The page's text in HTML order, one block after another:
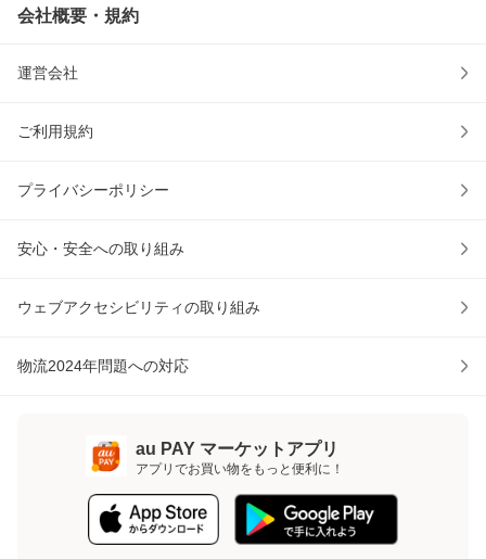
会社概要・規約
運営会社
ご利用規約
プライバシーポリシー
安心・安全への取り組み
ウェブアクセシビリティの取り組み
物流2024年問題への対応
au PAY マーケットアプリ
アプリでお買い物をもっと便利に！